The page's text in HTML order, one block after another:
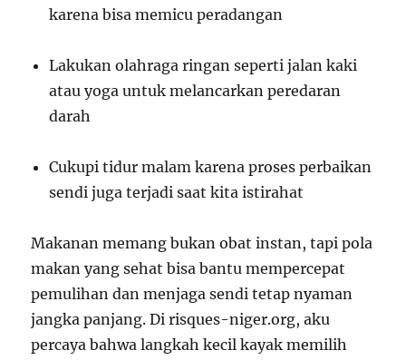
karena bisa memicu peradangan
Lakukan olahraga ringan seperti jalan kaki
atau yoga untuk melancarkan peredaran
darah
Cukupi tidur malam karena proses perbaikan
sendi juga terjadi saat kita istirahat
Makanan memang bukan obat instan, tapi pola
makan yang sehat bisa bantu mempercepat
pemulihan dan menjaga sendi tetap nyaman
jangka panjang. Di risques-niger.org, aku
percaya bahwa langkah kecil kayak memilih